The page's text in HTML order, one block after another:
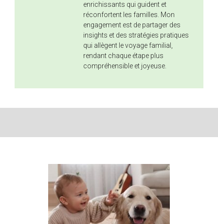
enrichissants qui guident et
réconfortent les familles. Mon
engagement est de partager des
insights et des stratégies pratiques
qui allègent le voyage familial,
rendant chaque étape plus
compréhensible et joyeuse.